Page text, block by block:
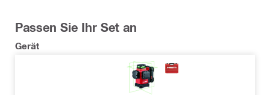
Passen Sie Ihr Set an
Gerät